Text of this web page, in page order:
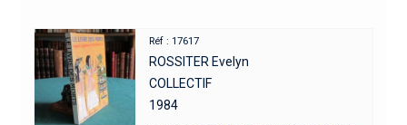
Réf : 17617
ROSSITER Evelyn
COLLECTIF
1984